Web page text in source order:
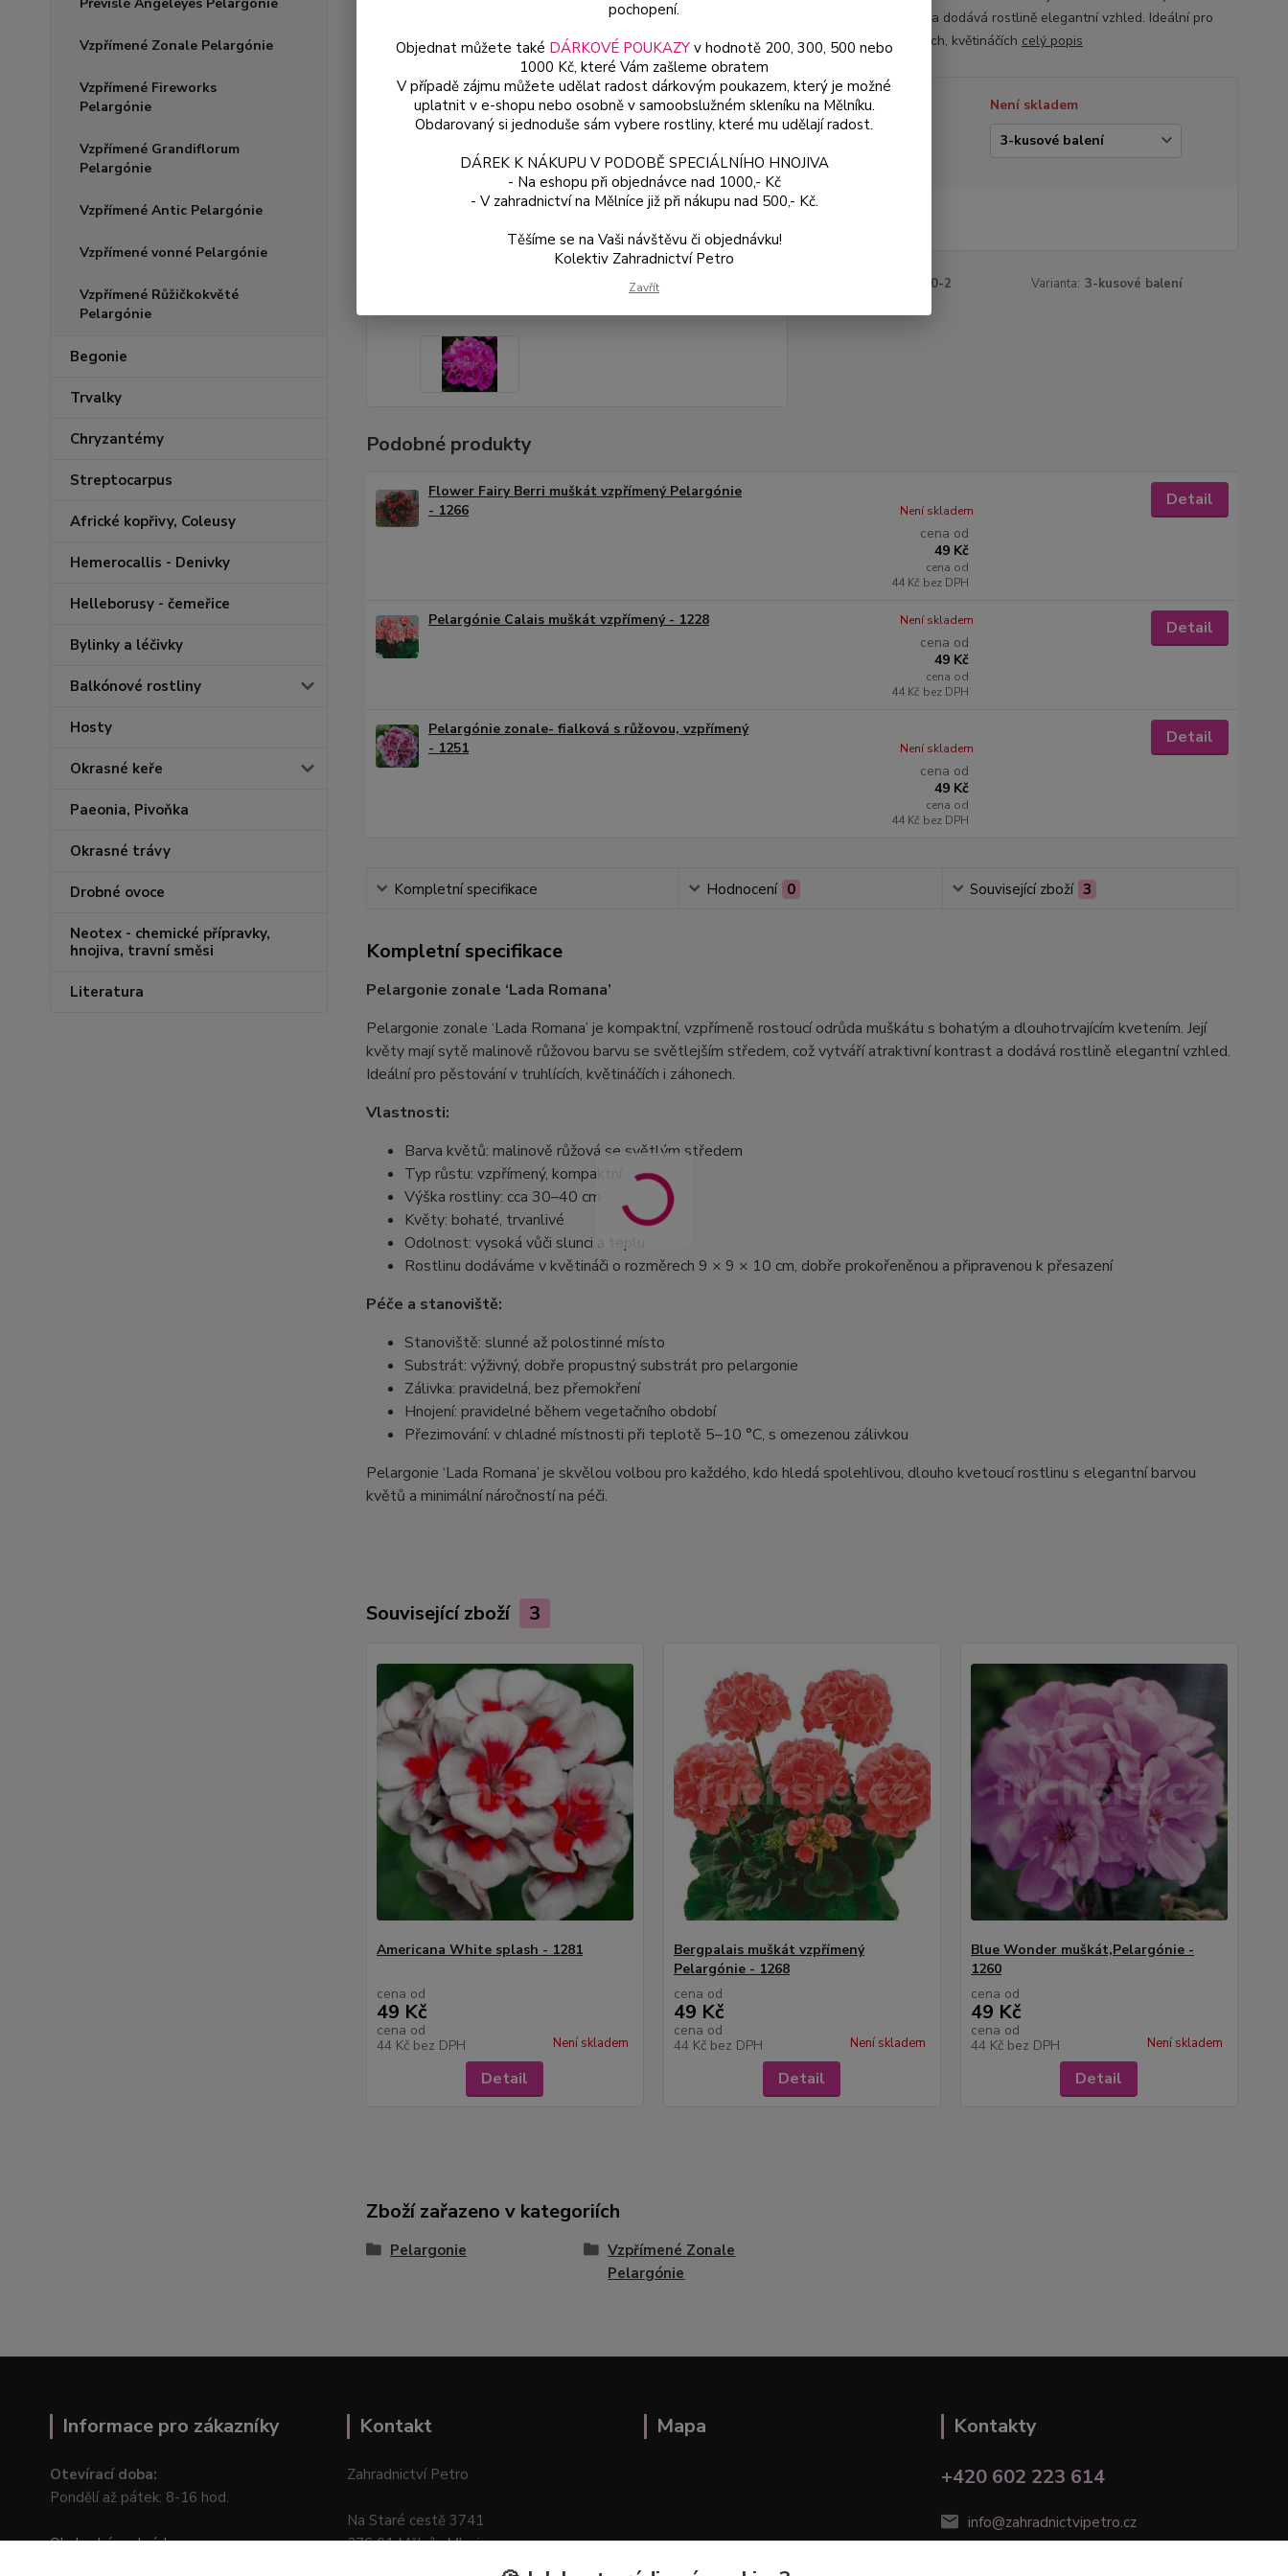
Vzpřímené Zonale Pelargónie
Vzpřímené Fireworks
Pelargónie
Vzpřímené Grandiflorum
Pelargónie
Vzpřímené Antic Pelargónie
Vzpřímené vonné Pelargónie
Vzpřímené Růžičkokvěté
Pelargónie
Begonie
Trvalky
Chryzantémy
Streptocarpus
Africké kopřivy, Coleusy
Hemerocallis - Denivky
Helleborusy - čemeřice
Bylinky a léčivky
Balkónové rostliny
Hosty
Okrasné keře
Paeonia, Pivoňka
Okrasné trávy
Drobné ovoce
Neotex - chemické přípravky,
hnojiva, travní směsi
Literatura
atraktivní kontrast a dodává rostlině elegantní vzhled. Ideální pro
pěstování v truhlících, květináčích celý popis
Dostupnost
Není skladem
1190-2 Varianta: 3-kusové balení
Podobné produkty
Flower Fairy Berri muškát vzpřímený Pelargónie
- 1266
cena od
49 Kč
cena od
44 Kč bez DPH
Není skladem
Detail
Pelargónie Calais muškát vzpřímený - 1228
cena od
49 Kč
cena od
44 Kč bez DPH
Není skladem Detail
Pelargónie zonale- fialková s růžovou, vzpřímený
- 1251
cena od
49 Kč
cena od
44 Kč bez DPH
Není skladem
Detail
Kompletní specifikace Hodnocení 0 Související zboží 3
Kompletní specifikace
Pelargonie zonale ‘Lada Romana’
Pelargonie zonale ‘Lada Romana’ je kompaktní, vzpřímeně rostoucí odrůda muškátu s bohatým a dlouhotrvajícím kvetením. Její
květy mají sytě malinově růžovou barvu se světlejším středem, což vytváří atraktivní kontrast a dodává rostlině elegantní vzhled.
Ideální pro pěstování v truhlících, květináčích i záhonech.
Vlastnosti:
Barva květů: malinově růžová se světlým středem
Typ růstu: vzpřímený, kompaktní
Výška rostliny: cca 30–40 cm
Květy: bohaté, trvanlivé
Odolnost: vysoká vůči slunci a teplu
Rostlinu dodáváme v květináči o rozměrech 9 × 9 × 10 cm, dobře prokořeněnou a připravenou k přesazení
Péče a stanoviště:
Stanoviště: slunné až polostinné místo
Substrát: výživný, dobře propustný substrát pro pelargonie
Zálivka: pravidelná, bez přemokření
Hnojení: pravidelné během vegetačního období
Přezimování: v chladné místnosti při teplotě 5–10 °C, s omezenou zálivkou
Pelargonie ‘Lada Romana’ je skvělou volbou pro každého, kdo hledá spolehlivou, dlouho kvetoucí rostlinu s elegantní barvou
květů a minimální náročností na péči.
Související zboží 3
Americana White splash - 1281
cena od
49 Kč
cena od
44 Kč bez DPH Není skladem
Detail
Bergpalais muškát vzpřímený
Pelargónie - 1268
cena od
49 Kč
cena od
44 Kč bez DPH Není skladem
Detail
Blue Wonder muškát,Pelargónie -
1260
cena od
49 Kč
cena od
44 Kč bez DPH Není skladem
Detail
Zboží zařazeno v kategoriích
Pelargonie
Vzpřímené Zonale
Pelargónie
Informace pro zákazníky
Otevírací doba:
Pondělí až pátek: 8-16 hod.
Obchodní podmínky
Kontakt
Zahradnictví Petro
Na Staré cestě 3741
276 01 Mělník–Mlazice
Mapa
Kontakty
+420 602 223 614
info@zahradnictvipetro.cz
pochopení.
Objednat můžete také DÁRKOVÉ POUKAZYv hodnotě 200, 300, 500 nebo
1000 Kč, které Vám zašleme obratem
V případě zájmu můžete udělat radost dárkovým poukazem, který je možné
uplatnit v e-shopu nebo osobně v samoobslužném skleníku na Mělníku.
Obdarovaný si jednoduše sám vybere rostliny, které mu udělají radost.
DÁREK K NÁKUPU V PODOBĚ SPECIÁLNÍHO HNOJIVA
- Na eshopu při objednávce nad 1000,- Kč
- V zahradnictví na Mělníce již při nákupu nad 500,- Kč.
Těšíme se na Vaši návštěvu či objednávku!
Kolektiv Zahradnictví Petro
Zavřít